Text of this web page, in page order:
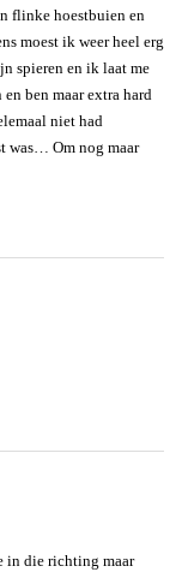
flinke hoestbuien en
moest ik weer heel erg
spieren en ik laat me
ben maar extra hard
niet had
was… Om nog maar
in die richting maar